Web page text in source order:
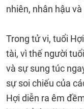
nhiên, nhân hậu
Trong tử vi, tuổi
tài, vì thế người
và sự sung túc
sự soi chiếu của
Hợi diễn ra êm